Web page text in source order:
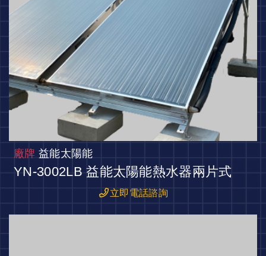
廠牌 益能太陽能
YN-3002LB 益能太陽能熱水器兩片式
立即電話諮詢